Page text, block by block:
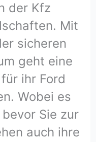
der Kfz
Mit
sicheren
geht eine
ihr Ford
Wobei es
Sie zur
auch ihre